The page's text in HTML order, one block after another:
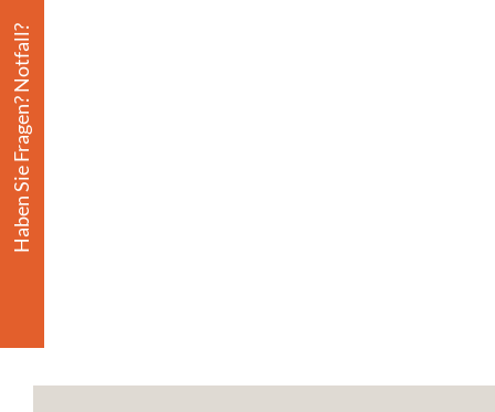
Haben Sie Fragen? Notfall?